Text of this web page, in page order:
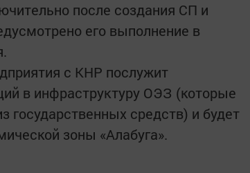
после создания СП и
его выполнение в
с КНР послужит
в инфраструктуру ОЭЗ (которые
государственных средств) и будет
зоны «Алабуга».